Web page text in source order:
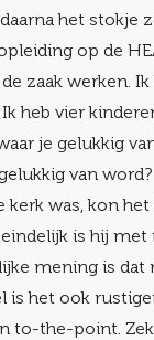
het stokje
op de
zaak werken.
heb vier
je gelukkig
van
was, kon
is hij met
mening is dat
het ook
to-the-point.